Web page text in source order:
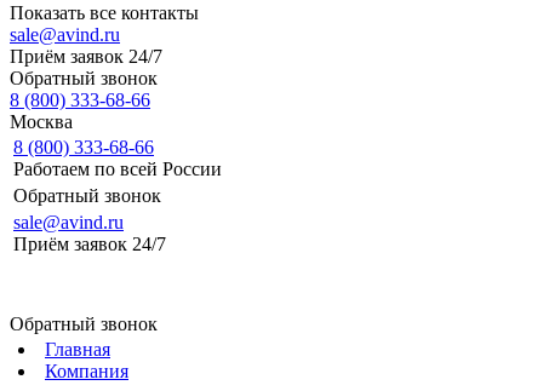
Показать все контакты
sale@avind.ru
Приём заявок 24/7
Обратный звонок
8 (800) 333-68-66
Москва
8 (800) 333-68-66
Работаем по всей России
Обратный звонок
sale@avind.ru
Приём заявок 24/7
Обратный звонок
Главная
Компания